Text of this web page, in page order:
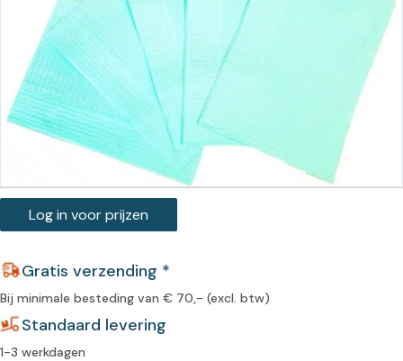
Log in voor prijzen
Gratis verzending *
Bij minimale besteding van € 70,- (excl. btw)
Standaard levering
1-3 werkdagen